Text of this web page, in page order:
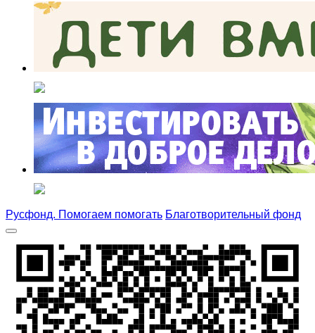
Русфонд. Помогаем помогать Благотворительный фонд